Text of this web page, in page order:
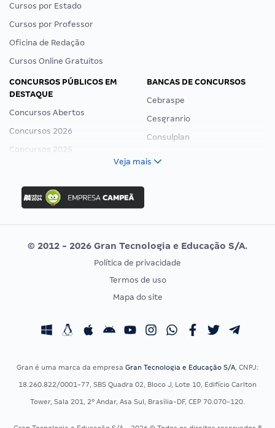
Cursos por Estado
Cursos por Professor
Oficina de Redação
Cursos Online Gratuitos
CONCURSOS PÚBLICOS EM
DESTAQUE
Concursos Abertos
Concursos 2026
Concursos 2025
Concurso Ibama
Concurso MPU
Editais publicados
BANCAS DE CONCURSOS
Cebraspe
Cesgranrio
Consulplan
Vunesp
CONCURSOS POR PROFISSÃO
Concursos Fiscais
EXAME DE ORDEM
Calendário OAB
Veja mais
© 2012 - 2026 Gran Tecnologia e Educação S/A.
Política de privacidade
Termos de uso
Mapa do site
Gran é uma marca da empresa Gran Tecnologia e Educação S/A, CNPJ:
18.260.822/0001-77, SBS Quadra 02, Bloco J, Lote 10, Edifício Carlton
Tower, Sala 201, 2º Andar, Asa Sul, Brasília-DF, CEP 70.070-120.